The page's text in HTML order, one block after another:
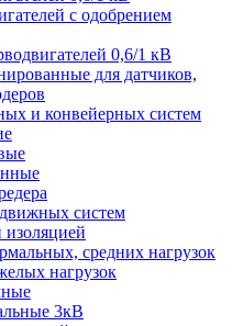
с одобрением
0,6/1 кВ
для датчиков,
и конвейерных систем
систем
изоляцией
средних нагрузок
нагрузок
3кВ